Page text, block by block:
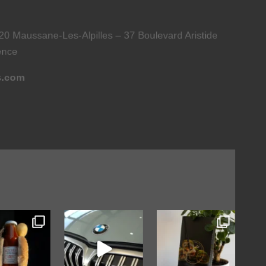
Maussane-Les-Alpilles – 37 Boulevard Aristide